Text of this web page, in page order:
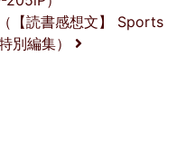
【読書感想文】 Sports
別編集）